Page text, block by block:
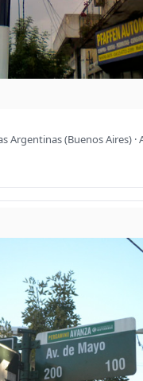
Argentinas (Buenos Aires) ·